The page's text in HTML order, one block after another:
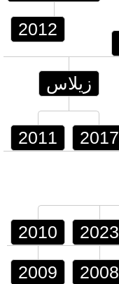
2012
زيلاس
2011 2017
2010 2023
2009 2008